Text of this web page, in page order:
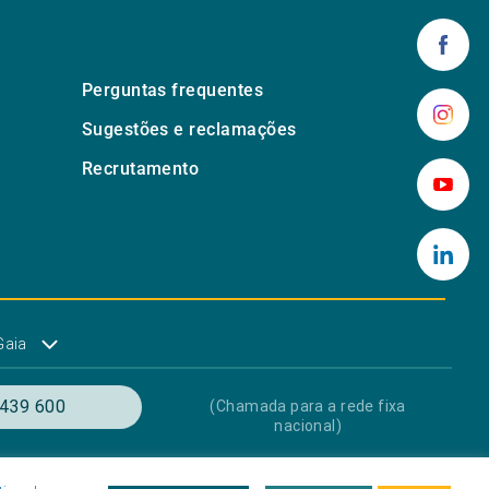
Perguntas frequentes
Sugestões e reclamações
Recrutamento
600
(Chamada para a rede fixa
nacional)